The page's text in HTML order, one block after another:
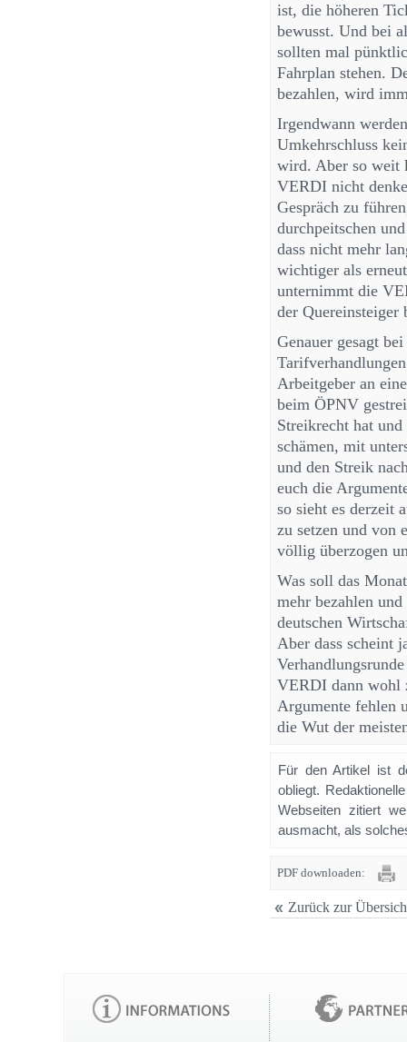
ist, die höheren
bewusst. Und bei
sollten mal
Fahrplan stehen.
bezahlen, wird
Irgendwann
Umkehrschluss
wird. Aber so weit
VERDI nicht
Gespräch zu
durchpeitschen
dass nicht mehr
wichtiger als
unternimmt die
der Quereinsteiger
Genauer gesagt
Arbeitgeber an
beim ÖPNV
Streikrecht hat
schämen, mit
und den Streik
euch die
so sieht es derzeit
zu setzen und von
völlig überzogen
Was soll das
mehr bezahlen
deutschen
Aber dass scheint
VERDI dann wohl
Argumente fehlen
die Wut der
Für den Artikel ist
obliegt.
Webseiten zitiert
ausmacht, als
PDF downloaden:
Zurück zur